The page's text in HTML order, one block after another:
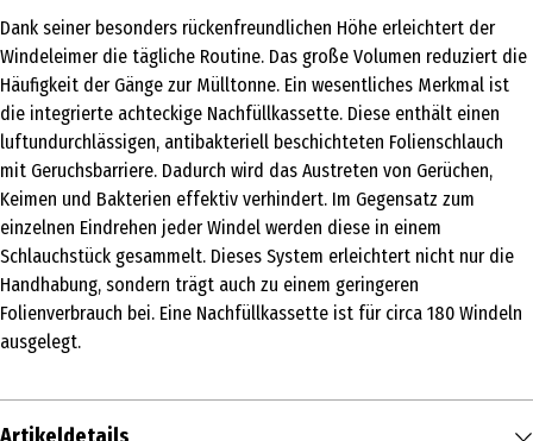
Dank seiner besonders rückenfreundlichen Höhe erleichtert der
Windeleimer die tägliche Routine. Das große Volumen reduziert die
Häufigkeit der Gänge zur Mülltonne. Ein wesentliches Merkmal ist
die integrierte achteckige Nachfüllkassette. Diese enthält einen
luftundurchlässigen, antibakteriell beschichteten Folienschlauch
mit Geruchsbarriere. Dadurch wird das Austreten von Gerüchen,
Keimen und Bakterien effektiv verhindert. Im Gegensatz zum
einzelnen Eindrehen jeder Windel werden diese in einem
Schlauchstück gesammelt. Dieses System erleichtert nicht nur die
Handhabung, sondern trägt auch zu einem geringeren
Folienverbrauch bei. Eine Nachfüllkassette ist für circa 180 Windeln
ausgelegt.